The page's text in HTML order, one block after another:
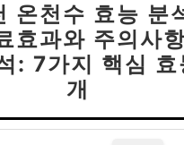
온천수 효능 분
효과와 주의사
: 7가지 핵심 효
개